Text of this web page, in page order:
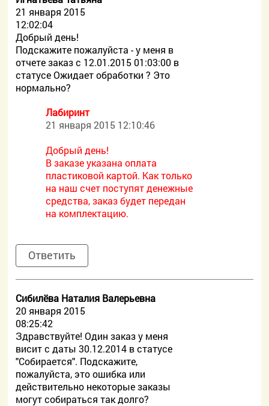
21 января 2015
12:02:04
Добрый день!
Подскажите пожалуйста - у меня в
отчете заказ с 12.01.2015 01:03:00 в
статусе Ожидает обработки ? Это
нормально?
Лабиринт
21 января 2015 12:10:46
Добрый день!
В заказе указана оплата
пластиковой картой. Как только
на наш счет поступят денежные
средства, заказ будет передан
на комплектацию.
Ответить
Сибилёва Наталия Валерьевна
20 января 2015
08:25:42
Здравствуйте! Один заказ у меня
висит с даты 30.12.2014 в статусе
"Собирается". Подскажите,
пожалуйста, это ошибка или
действительно некоторые заказы
могут собираться так долго?